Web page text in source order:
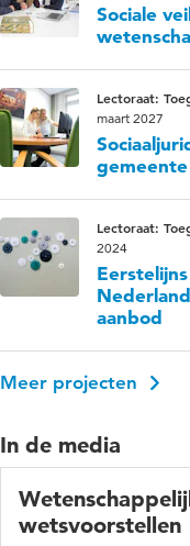
Sociale
Lectoraat:
maart 2027
gemeente
Lectoraat:
2024
aanbod
Meer projecten
In de media
wetsvoorstellen